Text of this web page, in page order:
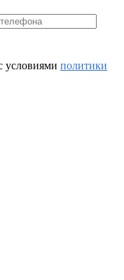
условиями политики